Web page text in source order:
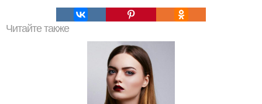
Читайте также